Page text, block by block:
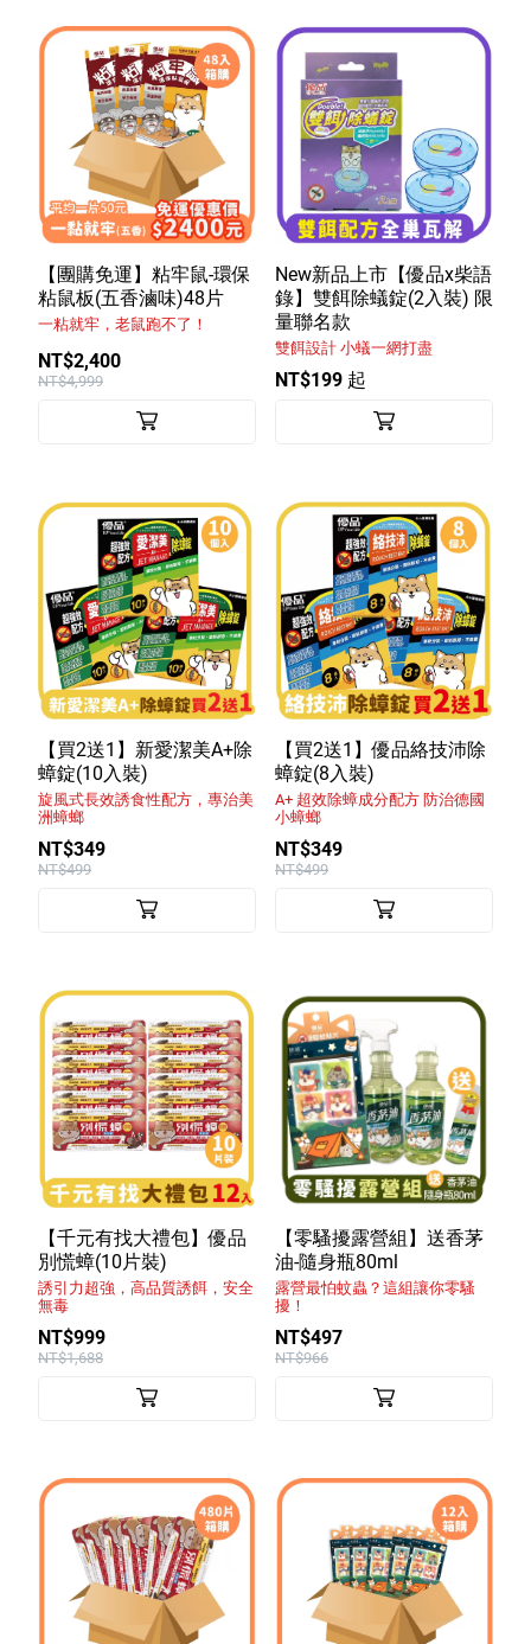
【團購免運】粘牢鼠-環保
粘鼠板(五香滷味)48片
一粘就牢，老鼠跑不了！
NT$2,400
NT$4,999
New新品上市【優品x柴語
錄】雙餌除蟻錠(2入裝) 限
量聯名款
雙餌設計 小蟻一網打盡
NT$199 起
【買2送1】新愛潔美A+除
蟑錠(10入裝)
旋風式長效誘食性配方，專治美
洲蟑螂
NT$349
NT$499
【買2送1】優品絡技沛除
蟑錠(8入裝)
A+ 超效除蟑成分配方 防治德國
小蟑螂
NT$349
NT$499
【千元有找大禮包】優品
別慌蟑(10片裝)
誘引力超強，高品質誘餌，安全
無毒
NT$999
NT$1,688
【零騷擾露營組】送香茅
油-隨身瓶80ml
露營最怕蚊蟲？這組讓你零騷
擾！
NT$497
NT$966